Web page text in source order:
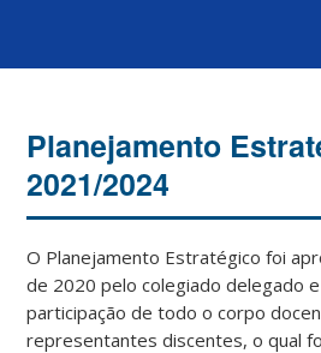
Planejamento
2021/2024
O Planejamento Estratégico foi
de 2020 pelo colegiado delegado
participação de todo o corpo
representantes discentes, o qual